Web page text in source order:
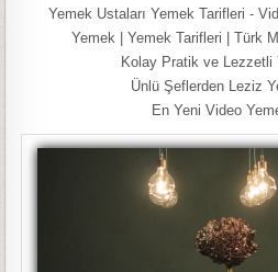
Yemek Ustaları Yemek Tarifleri -
Yemek | Yemek Tarifleri | Türk
Kolay Pratik ve Lezzetli
Ünlü Şeflerden Leziz
En Yeni Video